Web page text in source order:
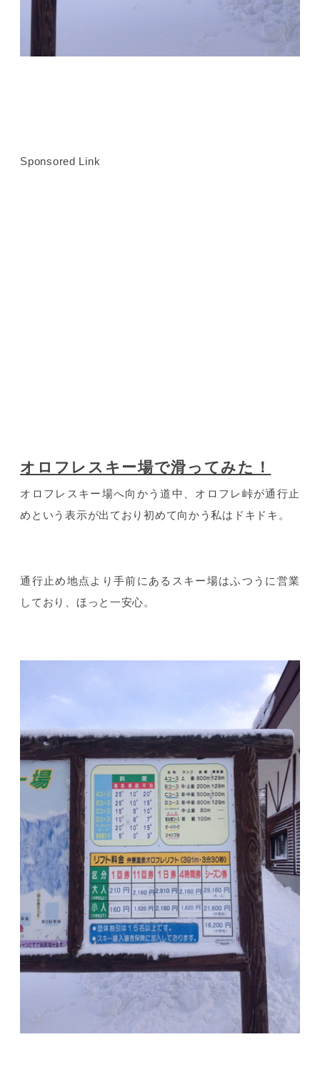
Sponsored Link
オロフレスキー場で滑ってみた！
オロフレスキー場へ向かう道中、オロフレ峠が通行止
めという表示が出ており初めて向かう私はドキドキ。
通行止め地点より手前にあるスキー場はふつうに営業
しており、ほっと一安心。